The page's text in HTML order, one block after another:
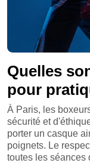
Quelles
pour
À Paris, les
sécurité et
porter un casque
poignets. Le
toutes les séances